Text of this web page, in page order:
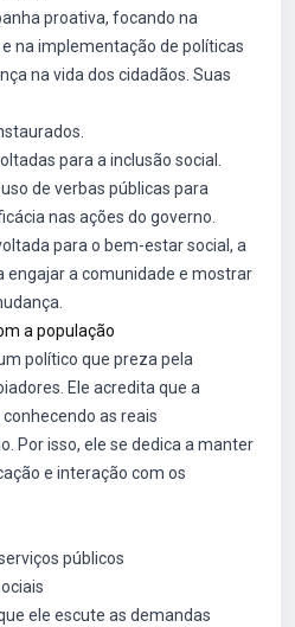
proativa, focando na
na implementação de políticas
na vida dos cidadãos. Suas
para a inclusão social.
de verbas públicas para
nas ações do governo.
para o bem-estar social, a
engajar a comunidade e mostrar
a população
político que preza pela
Ele acredita que a
as reais
Por isso, ele se dedica a manter
e interação com os
públicos
ele escute as demandas